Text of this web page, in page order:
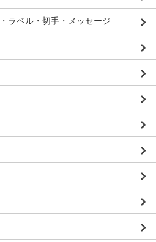
ラベル・切手・メッセージ